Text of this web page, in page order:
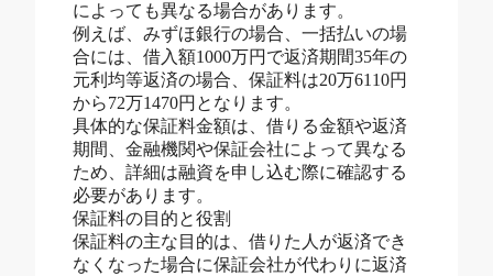
によっても異なる場合があります。
例えば、みずほ銀行の場合、一括払いの場
合には、借入額1000万円で返済期間35年の
元利均等返済の場合、保証料は20万6110円
から72万1470円となります。
具体的な保証料金額は、借りる金額や返済
期間、金融機関や保証会社によって異なる
ため、詳細は融資を申し込む際に確認する
必要があります。
保証料の目的と役割
保証料の主な目的は、借りた人が返済でき
なくなった場合に保証会社が代わりに返済